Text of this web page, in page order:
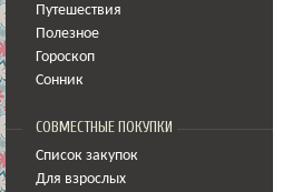
Путешествия
Полезное
Гороскоп
Сонник
СОВМЕСТНЫЕ ПОКУПКИ
Список закупок
Для взрослых